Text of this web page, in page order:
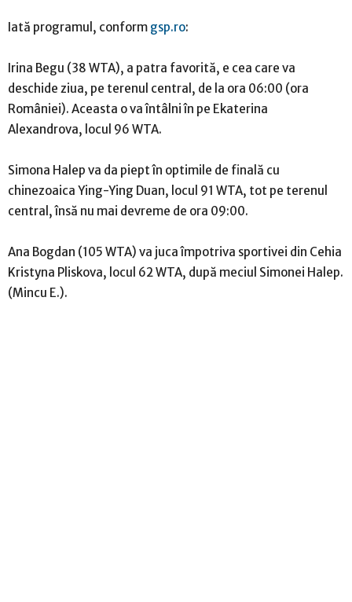
Iată programul, conform gsp.ro:
Irina Begu (38 WTA), a patra favorită, e cea care va
deschide ziua, pe terenul central, de la ora 06:00 (ora
României). Aceasta o va întâlni în pe Ekaterina
Alexandrova, locul 96 WTA.
Simona Halep va da piept în optimile de finală cu
chinezoaica Ying-Ying Duan, locul 91 WTA, tot pe terenul
central, însă nu mai devreme de ora 09:00.
Ana Bogdan (105 WTA) va juca împotriva sportivei din Cehia
Kristyna Pliskova, locul 62 WTA, după meciul Simonei Halep.
(Mincu E.).